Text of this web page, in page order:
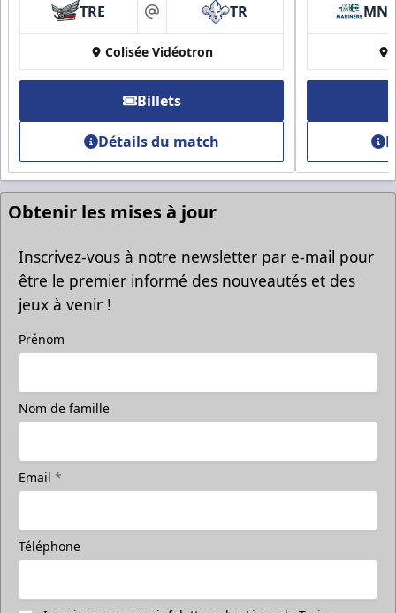
Groupes Rabais
Plus d'amis, plus d'économies
Appel (819) 519-1634
Contacter la vente de billets
Prenez une photo sur la glace
Prends une photo sur la glace avec tes amis
TRE at TR
Colisée Vidéotron
Billets
Détails du match
MNE
Obtenir les mises à jour
Inscrivez-vous à notre newsletter par e-mail pour
être le premier informé des nouveautés et des
jeux à venir !
Prénom
Nom de famille
Email *
Téléphone